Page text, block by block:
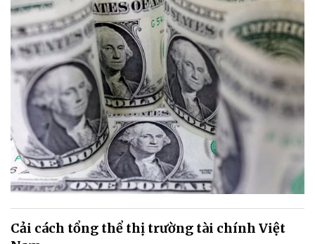
Cải cách tổng thể thị trường tài chính Việt